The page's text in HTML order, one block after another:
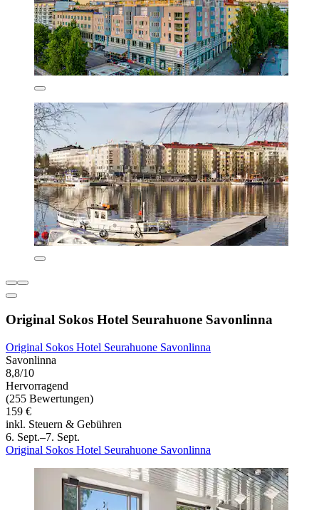
Original Sokos Hotel Seurahuone Savonlinna
Original Sokos Hotel Seurahuone Savonlinna
Savonlinna
8,8/10
Hervorragend
(255 Bewertungen)
159 €
inkl. Steuern & Gebühren
6. Sept.–7. Sept.
Original Sokos Hotel Seurahuone Savonlinna